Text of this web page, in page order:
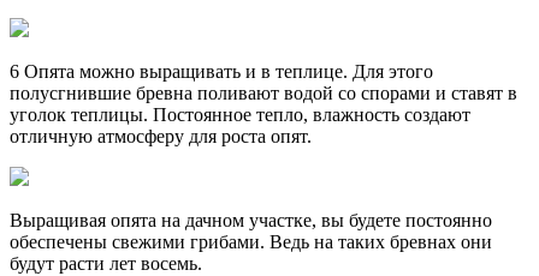
6 Опята можно выращивать и в теплице. Для этого
полусгнившие бревна поливают водой со спорами и ставят в
уголок теплицы. Постоянное тепло, влажность создают
отличную атмосферу для роста опят.
Выращивая опята на дачном участке, вы будете постоянно
обеспечены свежими грибами. Ведь на таких бревнах они
будут расти лет восемь.